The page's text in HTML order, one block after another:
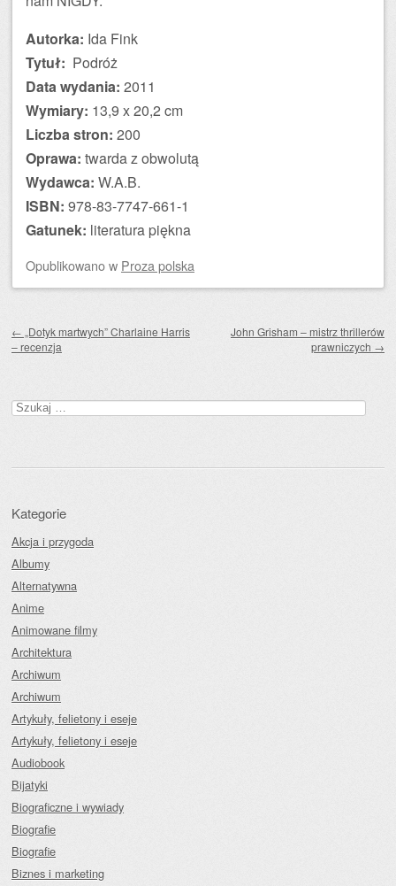
Autorka: Ida Fink
Tytuł: Podróż
Data wydania: 2011
Wymiary: 13,9 x 20,2 cm
Liczba stron: 200
Oprawa: twarda z obwolutą
Wydawca: W.A.B.
ISBN: 978-83-7747-661-1
Gatunek: literatura piękna
Opublikowanow Proza polska
← „Dotyk martwych” Charlaine Harris
– recenzja
John Grisham – mistrz thrillerów
prawniczych →
Szukaj:
Kategorie
Akcja i przygoda
Albumy
Alternatywna
Anime
Animowane filmy
Architektura
Archiwum
Archiwum
Artykuły, felietony i eseje
Artykuły, felietony i eseje
Audiobook
Bijatyki
Biograficzne i wywiady
Biografie
Biografie
Biznes i marketing